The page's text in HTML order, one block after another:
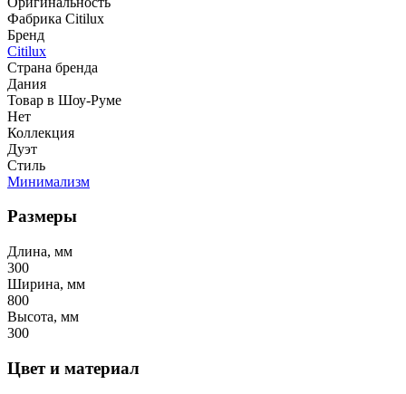
Фабрика Citilux
Бренд
Citilux
Страна бренда
Дания
Товар в Шоу-Руме
Нет
Коллекция
Дуэт
Стиль
Минимализм
Размеры
Длина, мм
300
Ширина, мм
800
Высота, мм
300
Цвет и материал